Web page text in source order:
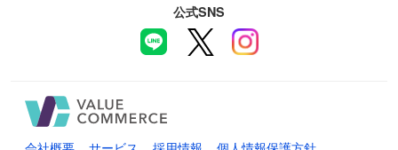
公式SNS